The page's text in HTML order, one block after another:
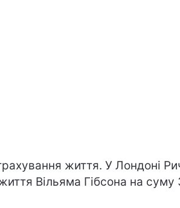
життя. У Лондоні
Вільяма Гібсона на суму